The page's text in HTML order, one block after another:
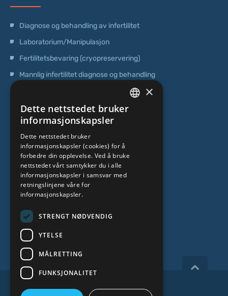
Diagnose og behandling av infertilitet
Laboratorium/Manipulasjon
Fertilitetsbevaring (cryopreservering)
Mannlig infertilitet diagnose og behandling
Genetisk testing
Poliklinisk senter
Senter for stamceller
OM OSS
Hvem er vi
Spesialistteam
Kontakter
Copyright 2026, iVF Riga.
LATVIAN
RUSSIAN
×
Dette nettstedet bruker
informasjonskapsler
Dette nettstedet bruker
informasjonskapsler (cookies) for å
forbedre din opplevelse. Ved å bruke
nettstedet vårt samtykker du i alle
informasjonskapsler i samsvar med
retningslinjene våre for
informasjonskapsler.
STRENGT NØDVENDIG
YTELSE
MÅLRETTING
FUNKSJONALITET